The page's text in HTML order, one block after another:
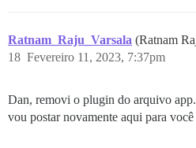
Ratnam_Raju_Varsala (Ratnam
Fevereiro 11, 2023, 7:37pm
18
Dan, removi o plugin do arquivo
vou postar novamente aqui para você